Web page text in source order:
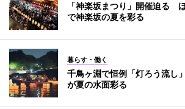
「神楽坂まつり」開催迫る
で神楽坂の夏を彩る
暮らす・働く
千鳥ヶ淵で恒例「灯ろう流
が夏の水面彩る